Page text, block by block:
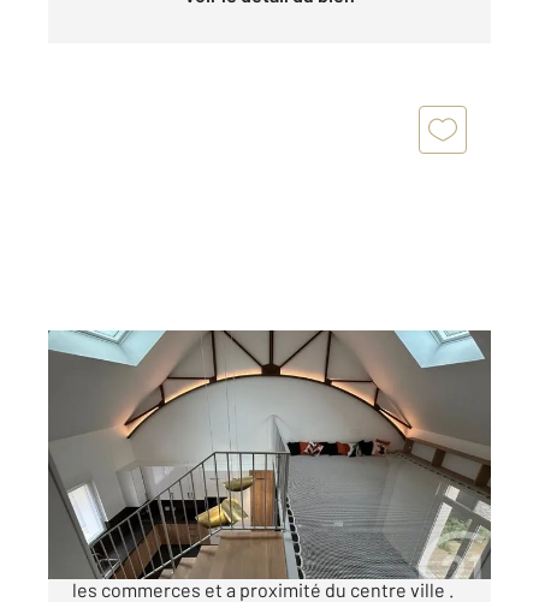
CHALONS EN CHAMPAGNE 51
, 5 pièces
Ref : 7614
Maison à vendre
233 000 €
Chalons en Champagne , A deux pas de tous
les commerces et a proximité du centre ville .